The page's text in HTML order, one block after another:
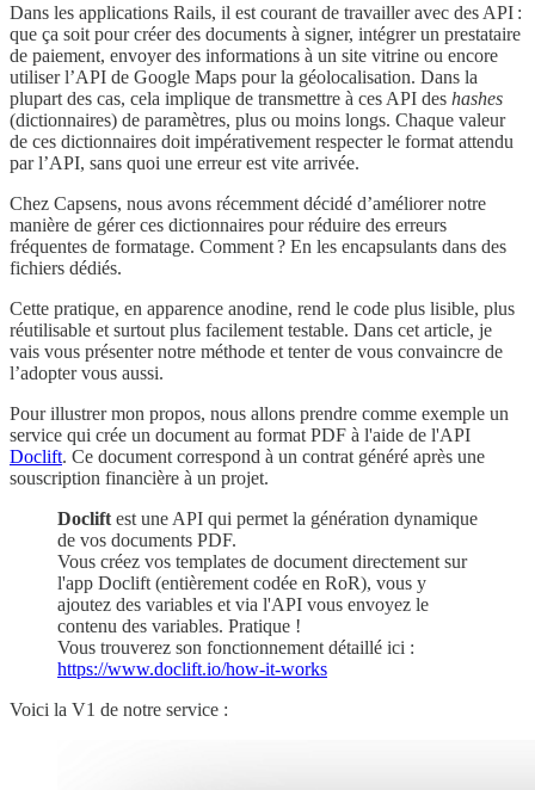
Dans les applications Rails, il est courant de travailler avec des API :
que ça soit pour créer des documents à signer, intégrer un prestataire
de paiement, envoyer des informations à un site vitrine ou encore
utiliser l’API de Google Maps pour la géolocalisation. Dans la
plupart des cas, cela implique de transmettre à ces API des hashes
(dictionnaires) de paramètres, plus ou moins longs. Chaque valeur
de ces dictionnaires doit impérativement respecter le format attendu
par l’API, sans quoi une erreur est vite arrivée.
Chez Capsens, nous avons récemment décidé d’améliorer notre
manière de gérer ces dictionnaires pour réduire des erreurs
fréquentes de formatage. Comment ? En les encapsulants dans des
fichiers dédiés.
Cette pratique, en apparence anodine, rend le code plus lisible, plus
réutilisable et surtout plus facilement testable. Dans cet article, je
vais vous présenter notre méthode et tenter de vous convaincre de
l’adopter vous aussi.
Pour illustrer mon propos, nous allons prendre comme exemple un
service qui crée un document au format PDF à l'aide de l'API
Doclift. Ce document correspond à un contrat généré après une
souscription financière à un projet.
Doclift est une API qui permet la génération dynamique
de vos documents PDF.
Vous créez vos templates de document directement sur
l'app Doclift (entièrement codée en RoR), vous y
ajoutez des variables et via l'API vous envoyez le
contenu des variables. Pratique !
Vous trouverez son fonctionnement détaillé ici :
https://www.doclift.io/how-it-works
Voici la V1 de notre service :